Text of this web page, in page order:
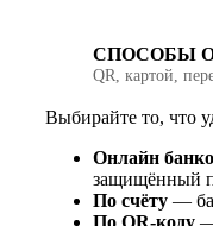
СПОСОБЫ
QR, картой,
Выбирайте то, что
Онлайн
защищённый
По счёту —